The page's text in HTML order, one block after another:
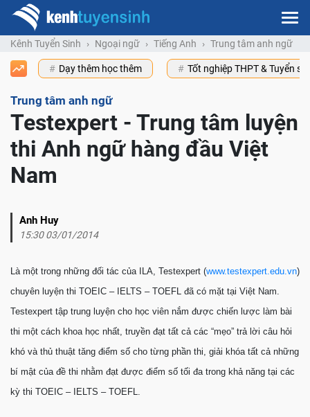
Kênh Tuyển Sinh Ngoại ngữ Tiếng Anh Trung tâm anh ngữ
Dạy thêm học thêm Tốt nghiệp THPT & Tuyển
Trung tâm anh ngữ
Testexpert - Trung tâm luyện
thi Anh ngữ hàng đầu Việt
Nam
Anh Huy
15:30 03/01/2014
Là một trong những đối tác của ILA, Testexpert (www.testexpert.edu.vn)
chuyên luyện thi TOEIC – IELTS – TOEFL đã có mặt tại Việt Nam.
Testexpert tập trung luyện cho học viên nắm được chiến lược làm bài
thi một cách khoa học nhất, truyền đạt tất cả các “mẹo” trả lời câu hỏi
khó và thủ thuật tăng điểm số cho từng phần thi, giải khóa tất cả những
bí mật của đề thi nhằm đạt được điểm số tối đa trong khả năng tại các
kỳ thi TOEIC – IELTS – TOEFL.